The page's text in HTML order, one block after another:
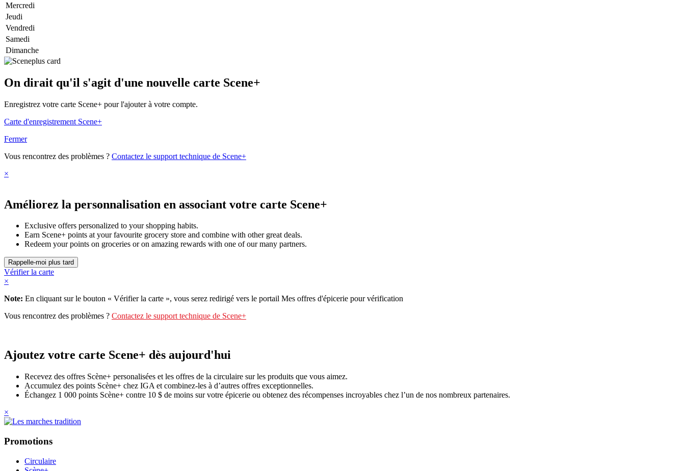
Mercredi
Jeudi
Vendredi
Samedi
Dimanche
On dirait qu'il s'agit d'une nouvelle carte Scene+
Enregistrez votre carte Scene+ pour l'ajouter à votre compte.
Carte d'enregistrement Scene+
Fermer
Vous rencontrez des problèmes ? Contactez le support technique de Scene+
×
Améliorez la personnalisation en associant votre carte Scene+
Exclusive offers personalized to your shopping habits.
Earn Scene+ points at your favourite grocery store and combine with other great deals.
Redeem your points on groceries or on amazing rewards with one of our many partners.
Vérifier la carte
×
Note: En cliquant sur le bouton « Vérifier la carte », vous serez redirigé vers le portail Mes offres d'épicerie pour vérification
Vous rencontrez des problèmes ? Contactez le support technique de Scene+
Ajoutez votre carte Scene+ dès aujourd'hui
Recevez des offres Scène+ personalisées et les offres de la circulaire sur les produits que vous aimez.
Accumulez des points Scène+ chez IGA et combinez-les à d’autres offres exceptionnelles.
Échangez 1 000 points Scène+ contre 10 $ de moins sur votre épicerie ou obtenez des récompenses incroyables chez l’un de nos nombreux partenaires.
×
Promotions
Circulaire